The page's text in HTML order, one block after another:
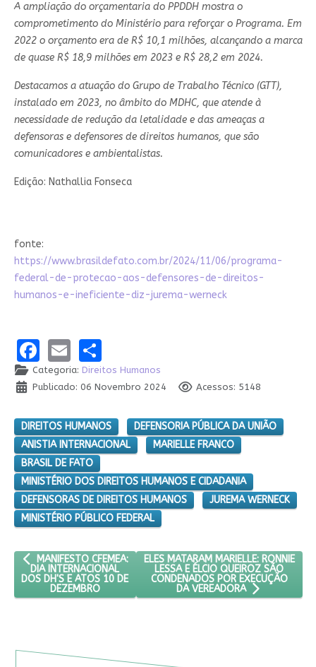
A ampliação do orçamentaria do PPDDH mostra o
comprometimento do Ministério para reforçar o Programa. Em
2022 o orçamento era de R$ 10,1 milhões, alcançando a marca
de quase R$ 18,9 milhões em 2023 e R$ 28,2 em 2024.
Destacamos a atuação do Grupo de Trabalho Técnico (GTT),
instalado em 2023, no âmbito do MDHC, que atende à
necessidade de redução da letalidade e das ameaças a
defensoras e defensores de direitos humanos, que são
comunicadores e ambientalistas.
Edição: Nathallia Fonseca
fonte:
https://www.brasildefato.com.br/2024/11/06/programa-
federal-de-protecao-aos-defensores-de-direitos-
humanos-e-ineficiente-diz-jurema-werneck
Facebook
EmailShare
Categoria: Direitos Humanos
Publicado: 06 Novembro 2024
Acessos: 5148
DIREITOS HUMANOS
DEFENSORIA PÚBLICA DA UNIÃO
ANISTIA INTERNACIONAL
MARIELLE FRANCO
BRASIL DE FATO
MINISTÉRIO DOS DIREITOS HUMANOS E CIDADANIA
DEFENSORAS DE DIREITOS HUMANOS
JUREMA WERNECK
MINISTÉRIO PÚBLICO FEDERAL
ARTIGO ANTERIOR: MANIFESTO CFEMEA: DIA INTERNACIONAL
MANIFESTO CFEMEA:
DIA INTERNACIONAL
DOS DH'S E ATOS 10 DE
DEZEMBRO
PRÓXIMO ARTIGO: ELES MATARAM
ELES MATARAM MARIELLE: RONNIE
LESSA E ÉLCIO QUEIROZ SÃO
CONDENADOS POR EXECUÇÃO
DA VEREADORA